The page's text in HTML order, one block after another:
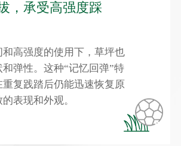
，承受高强度踩
和高强度的使用下，草坪也
弹性。这种“记忆回弹”特
复践踏后仍能迅速恢复原
表现和外观。